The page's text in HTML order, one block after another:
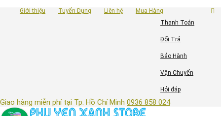
Giới thiệu Tuyển Dụng Liên hệ
Mua Hàng
Thanh Toán
Đổi Trả
Bảo Hành
Vận Chuyển
Hỏi đáp
Giao hàng miễn phí tại Tp. Hồ Chí Minh 0936 858 024